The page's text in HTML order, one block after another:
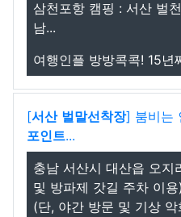
삼천포항 캠핑 : 서산 벌
남...
여행인플 방방콕콕! 15년
[서산 벌말선착장] 붐비는
포인트...
충남 서산시 대산읍 오지
및 방파제 갓길 주차 이
(단, 야간 방문 및 기상